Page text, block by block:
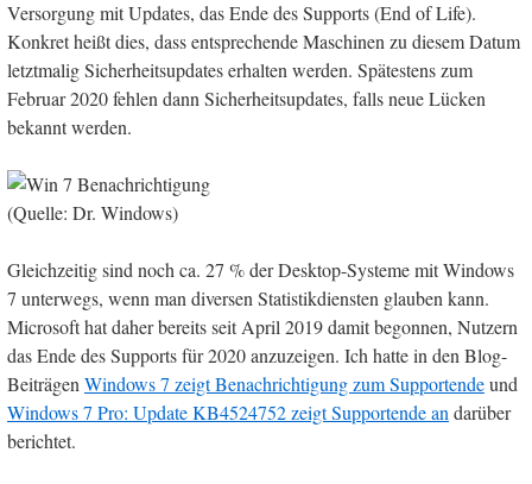
Versorgung mit Updates, das Ende des Supports (End of Life).
Konkret heißt dies, dass entsprechende Maschinen zu diesem Datum
letztmalig Sicherheitsupdates erhalten werden. Spätestens zum
Februar 2020 fehlen dann Sicherheitsupdates, falls neue Lücken
bekannt werden.
(Quelle: Dr. Windows)
Gleichzeitig sind noch ca. 27 % der Desktop-Systeme mit Windows
7 unterwegs, wenn man diversen Statistikdiensten glauben kann.
Microsoft hat daher bereits seit April 2019 damit begonnen, Nutzern
das Ende des Supports für 2020 anzuzeigen. Ich hatte in den Blog-
BeiträgenWindows 7 zeigt Benachrichtigung zum Supportendeund
Windows 7 Pro: Update KB4524752 zeigt Supportende andarüber
berichtet.